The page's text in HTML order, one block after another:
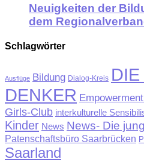
Neuigkeiten der
dem
Schlagwörter
Ausflüge Bildung Dialog-Kreis
DENKER
Girls-Club interkulturelle
Kinder News News- Die
Patenschaftsbüro Saarbrücken
Saarland